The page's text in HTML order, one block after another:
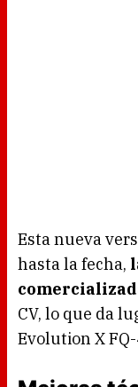
Esta nueva
hasta la fecha,
CV, lo que da
Evolution X